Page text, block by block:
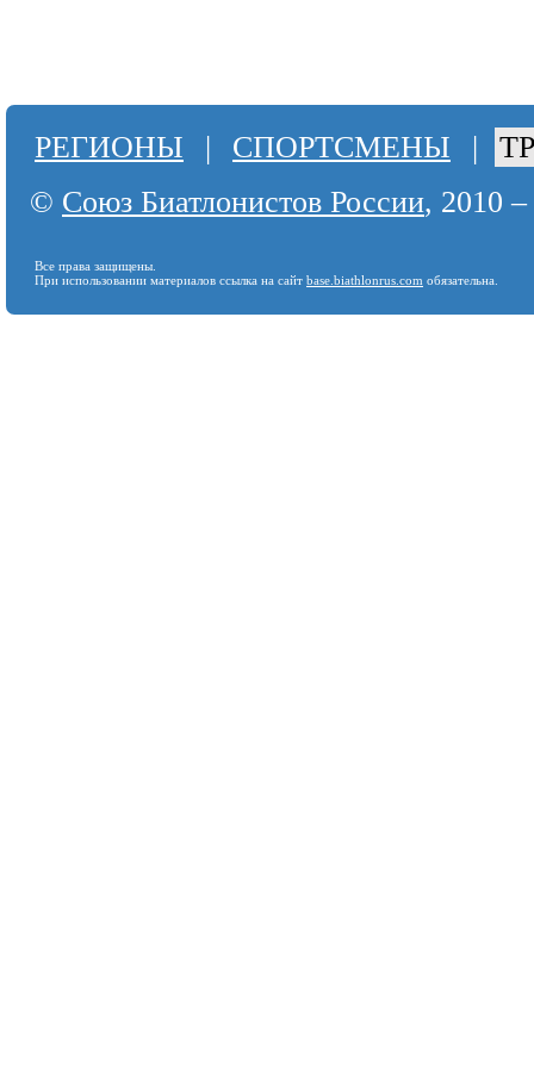
РЕГИОНЫ | СПОРТСМЕНЫ |
© Союз Биатлонистов России, 2010
Все права защищены.
При использовании материалов ссылка на сайт base.biathlonrus.com обязательна.